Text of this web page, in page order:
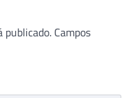
publicado. Campos